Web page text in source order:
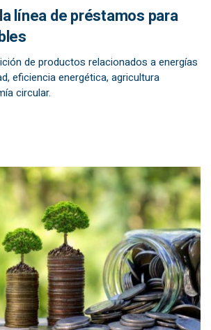
línea de préstamos para
de productos relacionados a energías
eficiencia energética, agricultura
circular.